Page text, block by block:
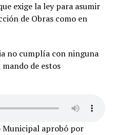
exige la ley para asumir
de Obras como en
no cumplía con ninguna
de estos
Municipal aprobó por